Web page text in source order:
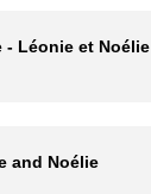
- Léonie et Noélie
and Noélie